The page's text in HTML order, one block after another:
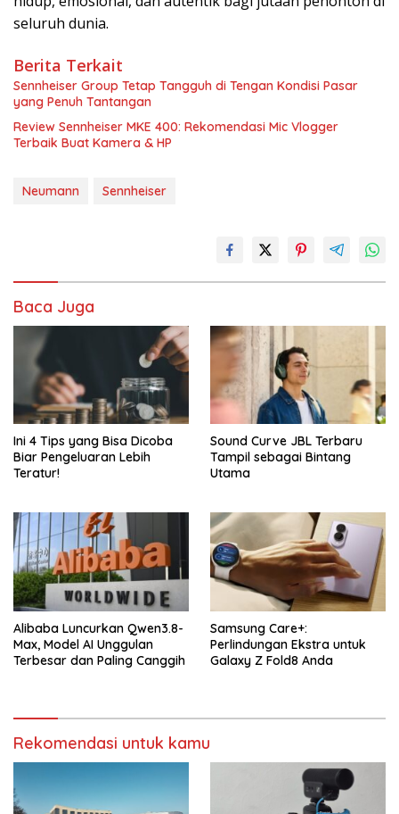
seluruh dunia.
Berita Terkait
Sennheiser Group Tetap Tangguh di Tengan Kondisi Pasar
yang Penuh Tantangan
Review Sennheiser MKE 400: Rekomendasi Mic Vlogger
Terbaik Buat Kamera & HP
Neumann Sennheiser
Baca Juga
Ini 4 Tips yang Bisa Dicoba
Biar Pengeluaran Lebih
Teratur!
Sound Curve JBL Terbaru
Tampil sebagai Bintang
Utama
Alibaba Luncurkan Qwen3.8-
Max, Model AI Unggulan
Terbesar dan Paling Canggih
Samsung Care+:
Perlindungan Ekstra untuk
Galaxy Z Fold8 Anda
Rekomendasi untuk kamu